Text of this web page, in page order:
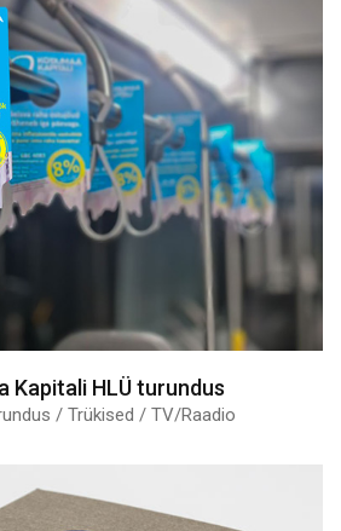
Kapitali HLÜ turundus
/ Trükised / TV/Raadio